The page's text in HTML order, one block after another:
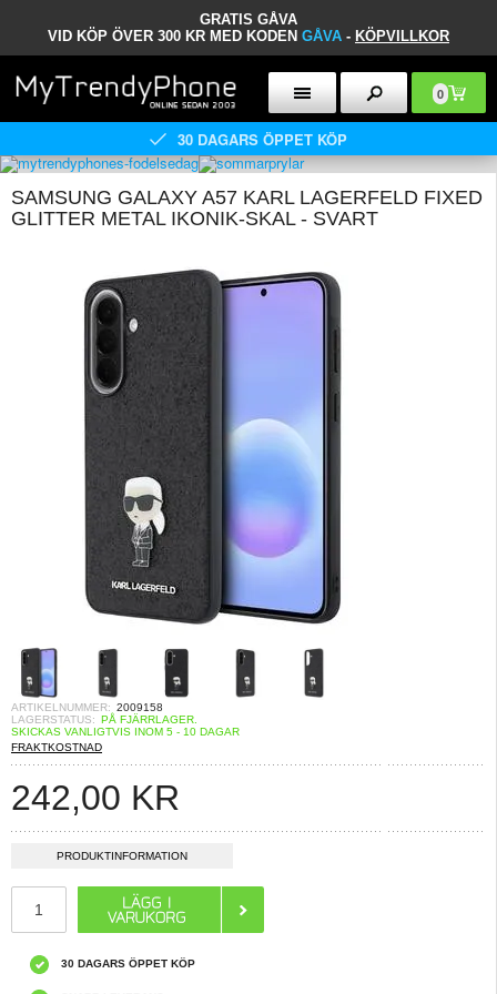
GRATIS GÅVA
VID KÖP ÖVER 300 KR MED KODEN GÅVA - KÖPVILLKOR
0
30 DAGARS ÖPPET KÖP
SAMSUNG GALAXY A57 KARL LAGERFELD FIXED
GLITTER METAL IKONIK-SKAL - SVART
ARTIKELNUMMER: 2009158
LAGERSTATUS: PÅ FJÄRRLAGER.
SKICKAS VANLIGTVIS INOM 5 - 10 DAGAR
FRAKTKOSTNAD
242,00 KR
PRODUKTINFORMATION
30 DAGARS ÖPPET KÖP